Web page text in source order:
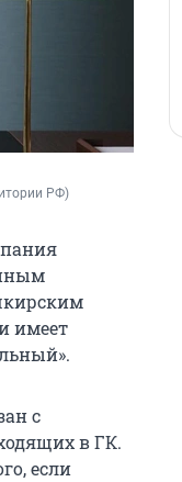
РФ)
имеет
с
в ГК.
если